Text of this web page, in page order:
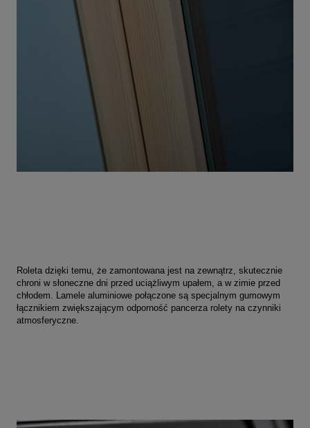
Roleta dzięki temu, że zamontowana jest na zewnątrz, skutecznie
chroni w słoneczne dni przed uciążliwym upałem, a w zimie przed
chłodem. Lamele aluminiowe połączone są specjalnym gumowym
łącznikiem zwiększającym odporność pancerza rolety na czynniki
atmosferyczne.